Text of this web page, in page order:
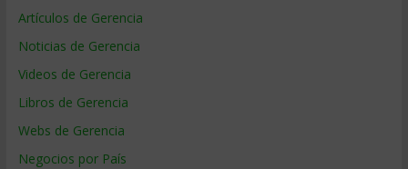
Artículos de Gerencia
Noticias de Gerencia
Videos de Gerencia
Libros de Gerencia
Webs de Gerencia
Negocios por País